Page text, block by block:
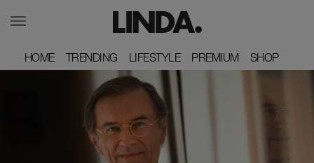
HOME
HOME TRENDING
TRENDING LIFESTYLE
LIFESTYLE PREMIUM
PREMIUM SHOP
SHOP